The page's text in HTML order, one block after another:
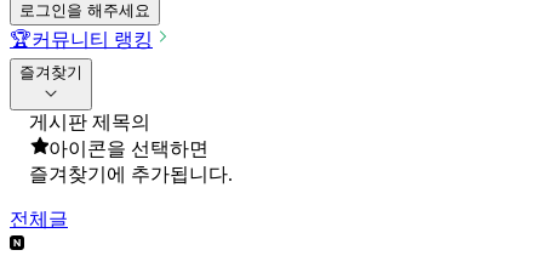
로그인을 해주세요
🏆커뮤니티 랭킹
즐겨찾기
게시판 제목의
아이콘을 선택하면
즐겨찾기에 추가됩니다.
전체글